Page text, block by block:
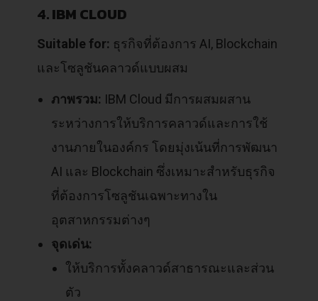
4. IBM CLOUD
Suitable for: ธุรกิจที่ต้องการ AI, Blockchain
และโซลูชันคลาวด์แบบผสม
ภาพรวม: IBM Cloud มีการผสมผสาน
ระหว่างการให้บริการคลาวด์และการใช้
งานภายในองค์กร โดยมุ่งเน้นที่การพัฒนา
AI และ Blockchain ซึ่งเหมาะสำหรับธุรกิจ
ที่ต้องการโซลูชันเฉพาะทางใน
อุตสาหกรรมต่างๆ
จุดเด่น:
ให้บริการทั้งคลาวด์สาธารณะและส่วน
ตัว